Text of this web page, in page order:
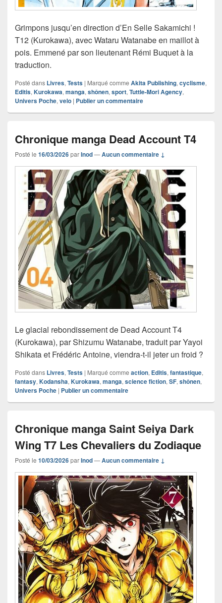
Grimpons jusqu’en direction d’En Selle Sakamichi !
T12 (Kurokawa), avec Wataru Watanabe en maillot à
pois. Emmené par son lieutenant Rémi Buquet à la
traduction.
Posté dans Livres, Tests | Marqué comme Akita Publishing, cyclisme,
Editis, Kurokawa, manga, shônen, sport, Tuttle-Mori Agency,
Univers Poche, velo | Publier un commentaire
Chronique manga Dead Account T4
Posté le 16/03/2026parInod—Aucun commentaire ↓
Le glacial rebondissement de Dead Account T4
(Kurokawa), par Shizumu Watanabe, traduit par Yayoi
Shikata et Frédéric Antoine, viendra-t-il jeter un froid ?
Posté dans Livres, Tests | Marqué comme action, Editis, fantastique,
fantasy, Kodansha, Kurokawa, manga, science fiction, SF, shônen,
Univers Poche | Publier un commentaire
Chronique manga Saint Seiya Dark
Wing T7 Les Chevaliers du Zodiaque
Posté le 10/03/2026parInod—Aucun commentaire ↓